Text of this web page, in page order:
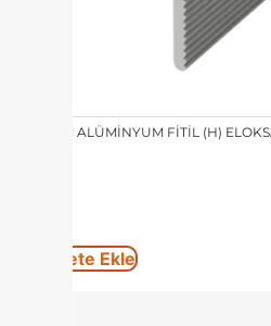
8 MM ALÜMİNYUM FİTİL (H)
Sepete Ekle